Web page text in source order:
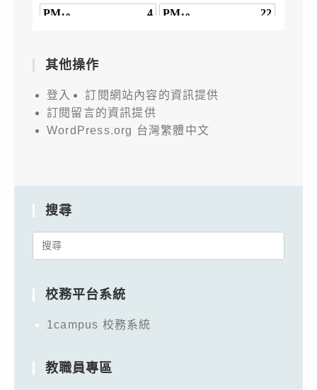
其他操作
登入
訂閱網站內容的資訊提供
訂閱留言的資訊提供
WordPress.org 台灣繁體中文
搜尋
Search
校務平台系統
1campus 校務系統
教職員專區